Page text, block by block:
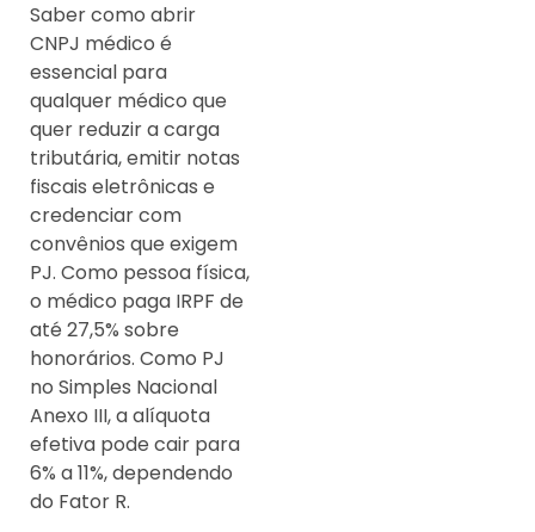
Saber como abrir
CNPJ médico é
essencial para
qualquer médico que
quer reduzir a carga
tributária, emitir notas
fiscais eletrônicas e
credenciar com
convênios que exigem
PJ. Como pessoa física,
o médico paga IRPF de
até 27,5% sobre
honorários. Como PJ
no Simples Nacional
Anexo III, a alíquota
efetiva pode cair para
6% a 11%, dependendo
do Fator R.